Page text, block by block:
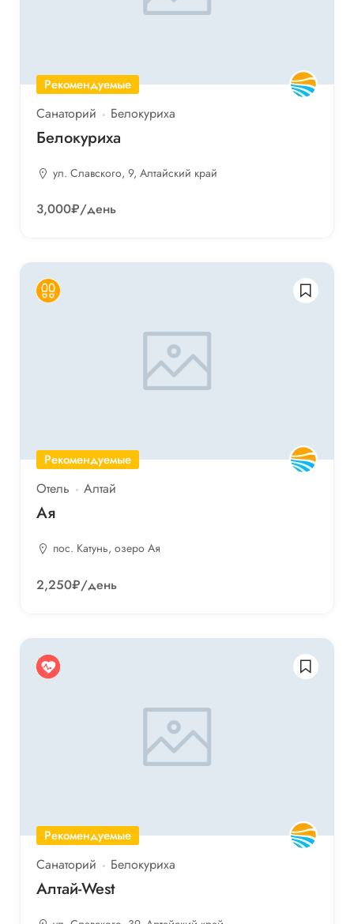
Рекомендуемые
Санаторий Белокуриха
Белокуриха
ул. Славского, 9, Алтайский край
3,000₽/день
Рекомендуемые
Отель Алтай
Ая
пос. Катунь, озеро Ая
2,250₽/день
Рекомендуемые
Санаторий Белокуриха
Алтай-West